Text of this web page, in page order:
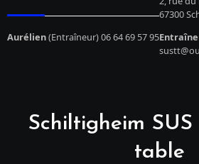
67300
Aurélien(Entraîneur) 06 64 69 57 95
Schiltigheim SUS
table